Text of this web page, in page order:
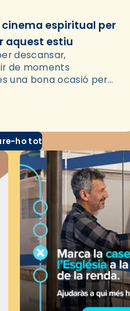
cinema espiritual per
aquest estiu
descansar,
de moments
una bona ocasió per
sobre les…
ho tot